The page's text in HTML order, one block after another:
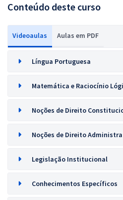
Conteúdo deste curso
Videoaulas Aulas em PDF
Língua Portuguesa
Matemática e Raciocínio
Noções de Direito
Noções de Direito
Legislação Institucional
Conhecimentos Específicos